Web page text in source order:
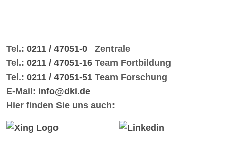
Tel.: 0211 / 47051-0 Zentrale
Tel.: 0211 / 47051-16 Team Fortbildung
Tel.: 0211 / 47051-51 Team Forschung
E-Mail: info@dki.de
Hier finden Sie uns auch: